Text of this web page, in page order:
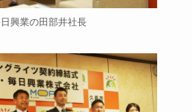
興業の田部井社長